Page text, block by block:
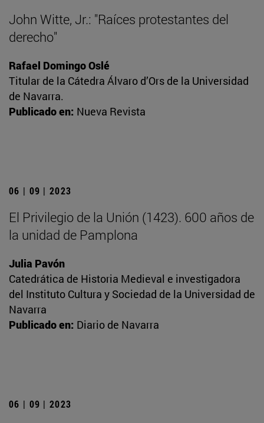
John Witte, Jr.: "Raíces protestantes del
derecho"
Rafael Domingo Oslé
Titular de la Cátedra Álvaro d’Ors de la Universidad
de Navarra.
Publicado en: Nueva Revista
06 | 09 | 2023
El Privilegio de la Unión (1423). 600 años de
la unidad de Pamplona
Julia Pavón
Catedrática de Historia Medieval e investigadora
del Instituto Cultura y Sociedad de la Universidad de
Navarra
Publicado en: Diario de Navarra
06 | 09 | 2023